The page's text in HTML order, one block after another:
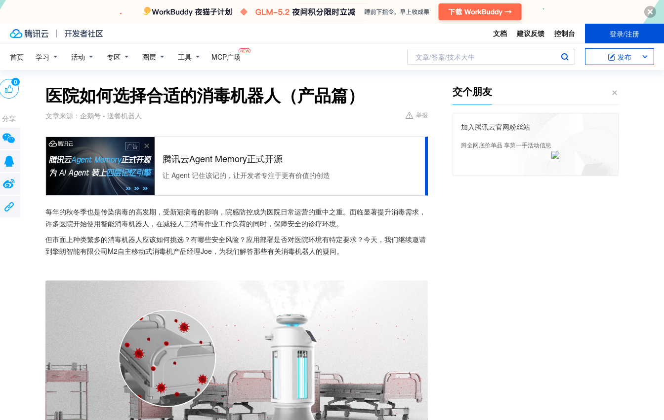
文档 建议反馈 控制台 登录/注册
首页 学习 活动 专区 圈层 工具 MCP广场 文章/答案/技术大牛 发布
医院如何选择合适的消毒机器人（产品篇）
文章来源： 企鹅号 - 送餐机器人 举报
广告
腾讯云Agent Memory正式开源
让 Agent 记住该记的，让开发者专注于更有价值的创造
每年的秋冬季也是传染病毒的高发期，受新冠病毒的影响，院感防控成为医院日常运营的重中之重。面临显著提升消毒需求，
许多医院开始使用智能消毒机器人，在减轻人工消毒作业工作负荷的同时，保障安全的诊疗环境。
但市面上种类繁多的消毒机器人应该如何挑选？有哪些安全风险？应用部署是否对医院环境有特定要求？今天，我们继续邀请
到擎朗智能有限公司M2自主移动式消毒机产品经理Joe，为我们解答那些有关消毒机器人的疑问。
0
分享
交个朋友
加入腾讯云官网粉丝站
蹲全网底价单品 享第一手活动信息